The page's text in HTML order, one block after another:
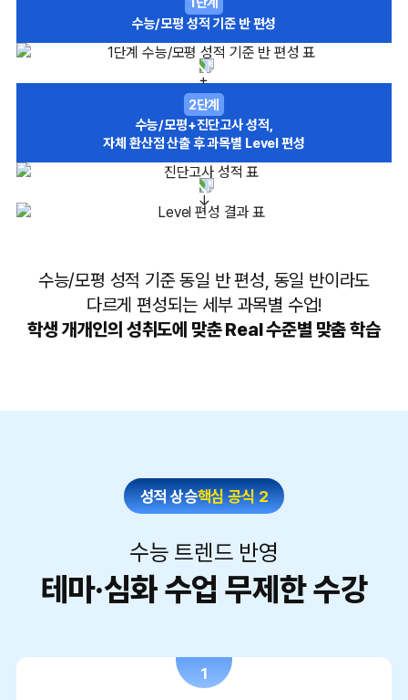
수능/모평 성적 기준 반 편성
2단계
수능/모평+진단고사 성적,
자체 환산점 산출 후 과목별 Level 편성
수능/모평 성적 기준 동일 반 편성, 동일 반이라도
다르게 편성되는 세부 과목별 수업!
학생 개개인의 성취도에 맞춘 Real 수준별 맞춤 학습
성적 상승핵심 공식 2
수능 트렌드 반영
테마·심화 수업 무제한 수강
1